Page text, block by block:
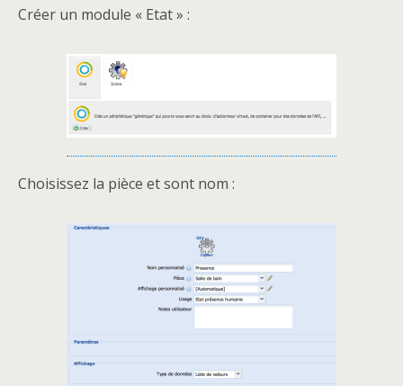
Créer un module « Etat » :
Choisissez la pièce et sont nom :